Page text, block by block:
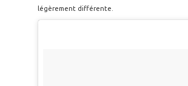
légèrement différente.